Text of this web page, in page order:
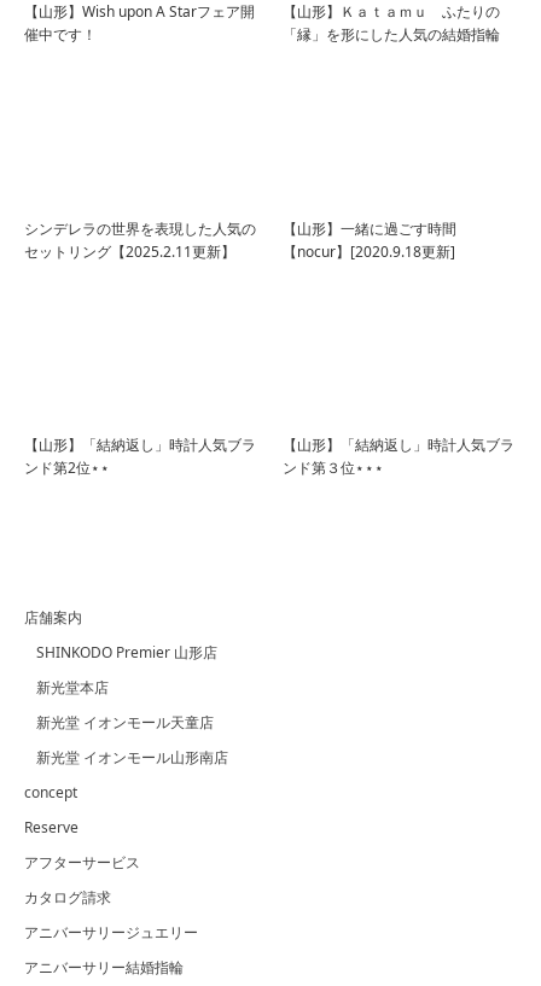
【山形】Wish upon A Starフェア開
催中です！
【山形】Ｋａｔａｍｕ ふたりの
「縁」を形にした人気の結婚指輪
シンデレラの世界を表現した人気の
セットリング【2025.2.11更新】
【山形】一緒に過ごす時間
【nocur】[2020.9.18更新]
【山形】「結納返し」時計人気ブラ
ンド第2位⋆⋆
【山形】「結納返し」時計人気ブラ
ンド第３位⋆⋆⋆
店舗案内
SHINKODO Premier 山形店
新光堂本店
新光堂 イオンモール天童店
新光堂 イオンモール山形南店
concept
Reserve
アフターサービス
カタログ請求
アニバーサリージュエリー
アニバーサリー結婚指輪